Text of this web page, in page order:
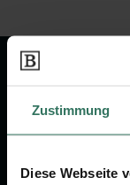
Zustimmung
Diese Webseite
um das
Vorsorge.